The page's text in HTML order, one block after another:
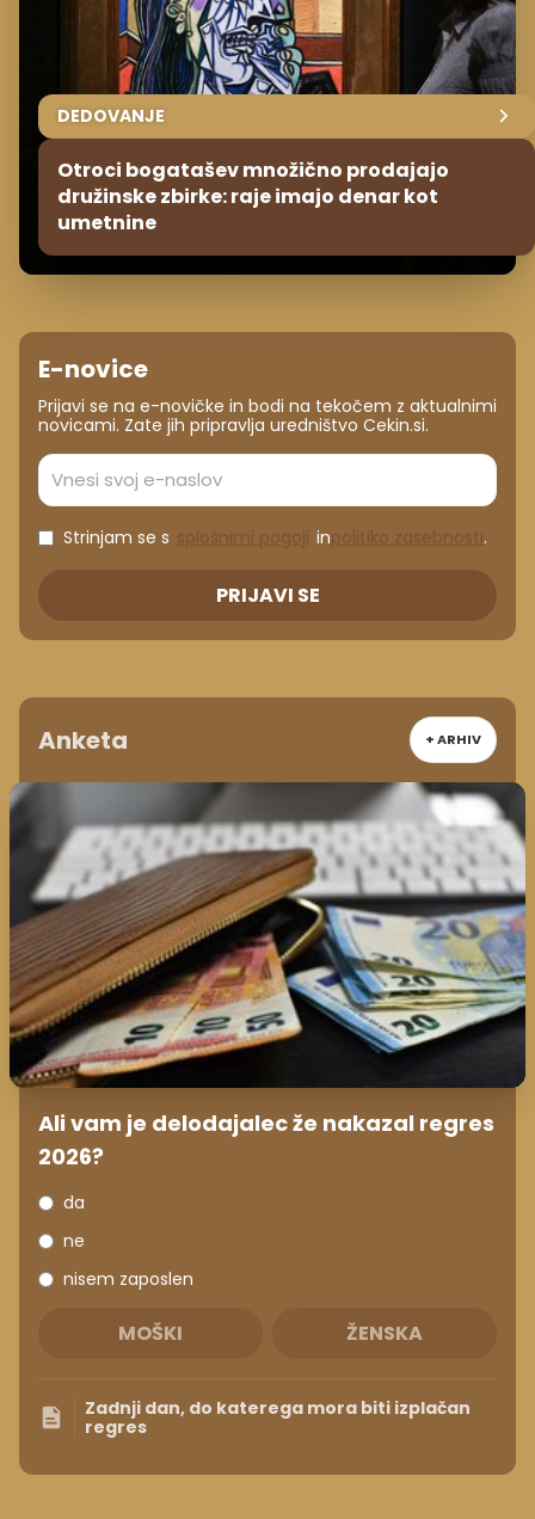
DEDOVANJE
Otroci bogatašev množično prodajajo
družinske zbirke: raje imajo denar kot
umetnine
E-novice
Prijavi se na e-novičke in bodi na tekočem z aktualnimi
novicami. Zate jih pripravlja uredništvo Cekin.si.
Strinjam se s in .
PRIJAVI SE
Anketa + ARHIV
Ali vam je delodajalec že nakazal regres
2026?
da
ne
nisem zaposlen
MOŠKI ŽENSKA
Zadnji dan, do katerega mora biti izplačan
regres